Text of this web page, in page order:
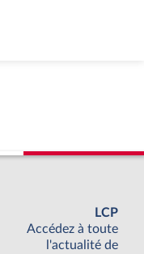
LCP
Accédez à toute
l'actualité de